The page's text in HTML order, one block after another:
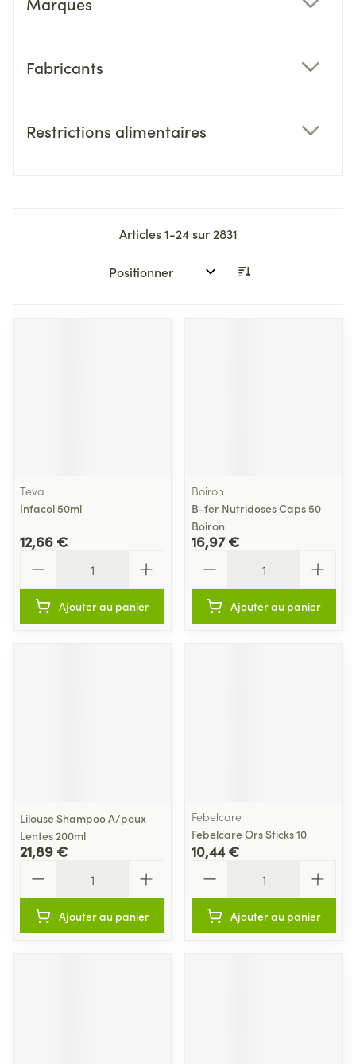
Fabricants
Restrictions alimentaires
Articles1-24sur 2831
Trier par:
Teva
Infacol 50ml
12,66 €
Ajouter au panier
Boiron
B-fer Nutridoses Caps 50
Boiron
16,97 €
Ajouter au panier
Lilouse Shampoo A/poux
Lentes 200ml
21,89 €
Ajouter au panier
Febelcare
Febelcare Ors Sticks 10
10,44 €
Ajouter au panier